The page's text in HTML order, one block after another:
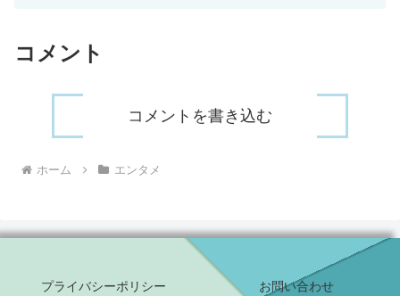
コメント
コメントを書き込む
ホーム エンタメ
プライバシーポリシー お問い合わせ